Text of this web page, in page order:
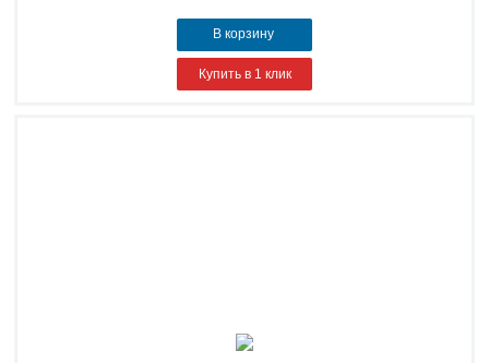
В корзину
Купить в 1 клик